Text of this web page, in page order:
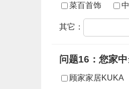
菜百首饰
其它：
问题16：您家
顾家家居KUKA